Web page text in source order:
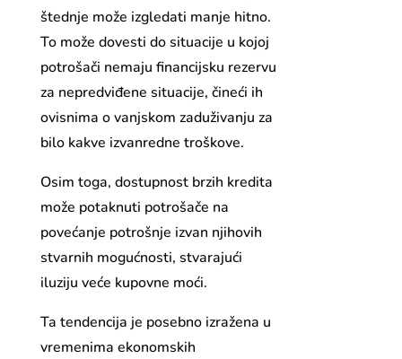
štednje može izgledati manje hitno.
To može dovesti do situacije u kojoj
potrošači nemaju financijsku rezervu
za nepredviđene situacije, čineći ih
ovisnima o vanjskom zaduživanju za
bilo kakve izvanredne troškove.
Osim toga, dostupnost brzih kredita
može potaknuti potrošače na
povećanje potrošnje izvan njihovih
stvarnih mogućnosti, stvarajući
iluziju veće kupovne moći.
Ta tendencija je posebno izražena u
vremenima ekonomskih